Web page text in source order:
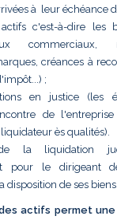
à leur échéance
c'est-à-dire les
commerciaux,
créances à
;
en justice (les
de l'entreprise
ès qualités).
la liquidation
pour le dirigeant
disposition de ses biens.
actifs permet